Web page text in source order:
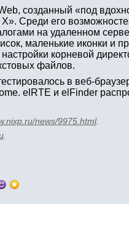
созданный «под
Среди его
на удаленном
маленькие иконки и
корневой
файлов.
в веб-
elRTE и elFinder
news/9975.html.